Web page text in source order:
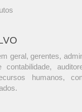
geral, gerentes,
contabilidade,
humanos,